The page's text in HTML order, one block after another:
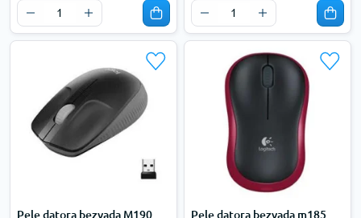
Pele datora bezvada M190
Pele datora bezvada m185